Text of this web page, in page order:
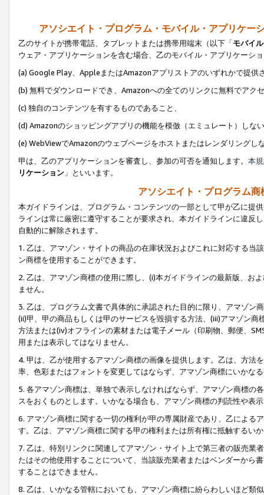
アソシエイト・プログラム・モバイル・アプリケー
乙のサイトが携帯電話、タブレットまたは携帯用端末（以下「モバイ
ウェア・アプリケーションを含む場合、乙のモバイル・アプリケーシ
(a) Google Play、AppleまたはAmazonアプリストアのいずれかで提供
(b) 無料でダウンロードでき、Amazonへの全てのリンクに無料でアク
(c) 独自のコンテンツを有するものであること、
(d) Amazonのショッピングアプリの機能を模倣（エミュレート）しな
(e) WebViewでAmazonのウェブページをホストまたはレンダリングし
甲は、乙のアプリケーションを審査し、参加の可否を通知します。 本
リケーション 」といいます。
アソシエイト・プログラム
本ガイドラインは、プログラム・コンテンツの一部として甲が乙に提
ラインは常に厳密に遵守することが要求され、本ガイドラインに違反
自動的に解除されます。
1. 乙は、アマゾン・サイトの商品の在庫状況およびこれに対応する
ン商標を使用することができます。
2. 乙は、アマゾン商標の使用に際し、(i)本ガイドラインの最新版、お
ません。
3. 乙は、プログラム文書で具体的に承認された目的に限り、アマゾン
(ii)甲、甲の商品もしくは甲のサービスを毀損する方法、(iii)アマゾン
方法または(iv)オフラインの素材または電子メール（印刷物、郵便、
用または表示してはなりません。
4. 甲は、乙が使用するアマゾン商標の画像を提供します。乙は、方
率、色彩またはフォントを変更してはならず、アマゾン商標にいかな
5. 各アマゾン商標は、単独で表示しなければならず、アマゾン商標
スをおくものとします。いかなる場合も、アマゾン商標の判読性や表
6. アマゾン商標に関する一切の権利が甲の専属財産であり、乙による
す。乙は、アマゾン商標に関する甲の権利または所有権に抵触するい
7. 乙は、特別リンクに関連してアマゾン・サイト上で第三者の販売
たはその他使用することについて、当該販売業者またはベンダーから
することはできません。
8. 乙は、いかなる管轄においても、アマゾン商標に紛らわしいほど類